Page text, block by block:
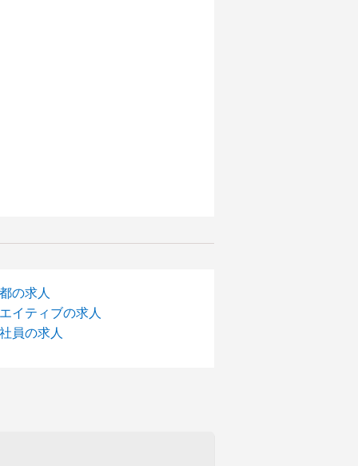
の求人
イティブの求人
員の求人